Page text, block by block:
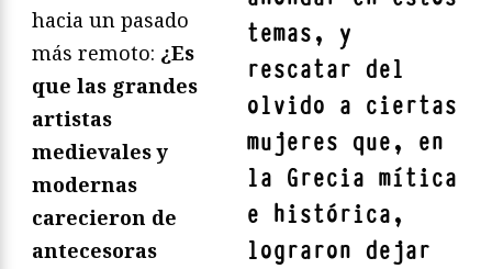
temas, y
rescatar del
olvido a ciertas
mujeres que, en
la Grecia mítica
e histórica,
lograron dejar
hacia un pasado
más remoto: ¿Es
que las grandes
artistas
medievales y
modernas
carecieron de
antecesoras